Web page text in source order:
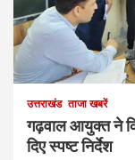
उत्तराखंड ताजा खबरें
गढ़वाल आयुक्त ने
दिए स्पष्ट निर्देश